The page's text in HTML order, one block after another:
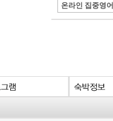
온라인 집중영어